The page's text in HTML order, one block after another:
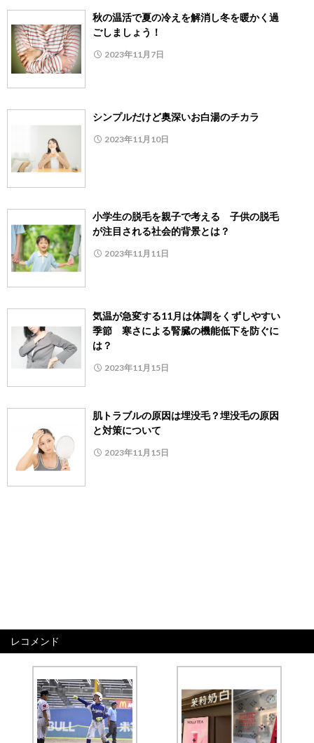
秋の温活で夏の冷えを解消し冬を暖かく過
ごしましょう！
2023年11月7日
シンプルだけど奥深いお白湯のチカラ
2023年11月10日
小学生の脱毛を親子で考える 子供の脱毛
が注目される社会的背景とは？
2023年11月11日
気温が急変する11月は体調をくずしやすい
季節 寒さによる腎臓の機能低下を防ぐに
は？
2023年11月15日
肌トラブルの原因は埋没毛？埋没毛の原因
と対策について
2023年11月15日
レコメンド